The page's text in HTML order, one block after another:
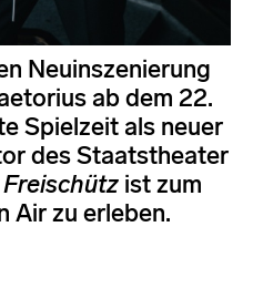
Neuinszenierung
ab dem 22.
Spielzeit als neuer
des Staatstheater
ist zum
Air zu erleben.